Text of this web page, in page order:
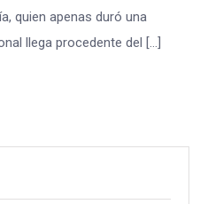
quien apenas duró una
llega procedente del […]